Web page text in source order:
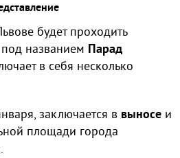
будет проходить
названием Парад
в себя несколько
заключается в выносе и
площади города
.